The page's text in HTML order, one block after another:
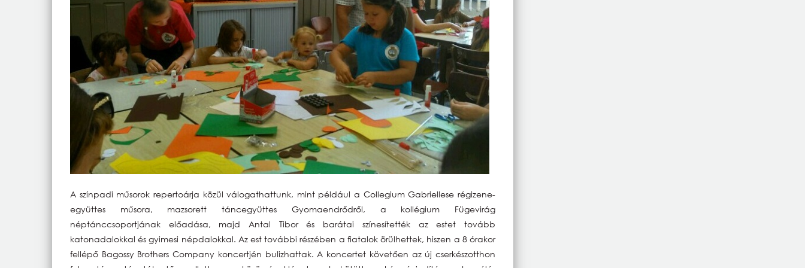
A színpadi műsorok repertoárja közül válogathattunk, mint például a Collegium Gabriellese régizene-
együttes műsora, mazsorett táncegyüttes Gyomaendrődről, a kollégium Fügevirág
néptánccsoportjának előadása, majd Antal Tibor és barátai színesítették az estet tovább
katonadalokkal és gyimesi népdalokkal. Az est további részében a fiatalok örülhettek, hiszen a 8 órakor
fellépő Bagossy Brothers Company koncertjén bulizhattak. A koncertet követően az új cserkészotthon